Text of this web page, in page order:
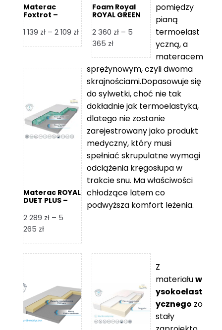
Materac
Foxtrot –
1 139 zł – 2 109 złZakres
cen:
1
139 zł
do
2
109 zł
Foam Royal
ROYAL GREEN
piankowy
2 360 zł – 5
365 złZakres
od
2
360 zł
5
365 zł
Materac ROYAL
DUET PLUS –
2 289 zł – 5
265 złZakres
od
do
5
265 zł
pomiędzy
pianą
termoelast
yczną, a
materacem
sprężynowym, czyli dwoma
skrajnościami.Dopasowuje się
do sylwetki, choć nie tak
dokładnie jak termoelastyka,
dlatego nie zostanie
zarejestrowany jako produkt
medyczny, który musi
spełniać skrupulatne wymogi
odciążenia kręgosłupa w
trakcie snu. Ma właściwości
chłodzące latem co
podwyższa komfort leżenia.
Z
materiałuw
ysokoelast
ycznego zo
stały